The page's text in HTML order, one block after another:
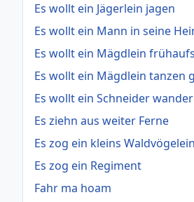
Es wollt ein Jägerlein jagen
Es wollt ein Mann in seine
Es wollt ein Mägdlein
Es wollt ein Mägdlein tanzen
Es wollt ein Schneider
Es ziehn aus weiter Ferne
Es zog ein kleins Waldvögelein
Es zog ein Regiment
Fahr ma hoam